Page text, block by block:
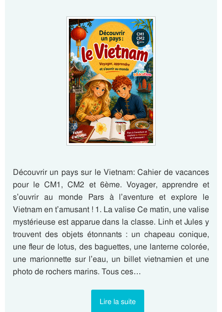
Découvrir un pays sur le Vietnam: Cahier de vacances
pour le CM1, CM2 et 6ème. Voyager, apprendre et
s’ouvrir au monde Pars à l’aventure et explore le
Vietnam en t’amusant ! 1. La valise Ce matin, une valise
mystérieuse est apparue dans la classe. Linh et Jules y
trouvent des objets étonnants : un chapeau conique,
une fleur de lotus, des baguettes, une lanterne colorée,
une marionnette sur l’eau, un billet vietnamien et une
photo de rochers marins. Tous ces…
Lire la suite